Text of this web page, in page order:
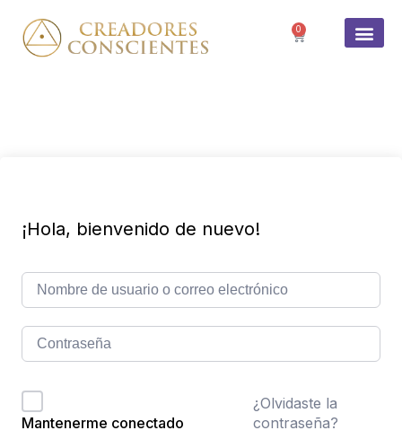
0
¡Hola, bienvenido de nuevo!
Mantenerme conectado
¿Olvidaste la
contraseña?